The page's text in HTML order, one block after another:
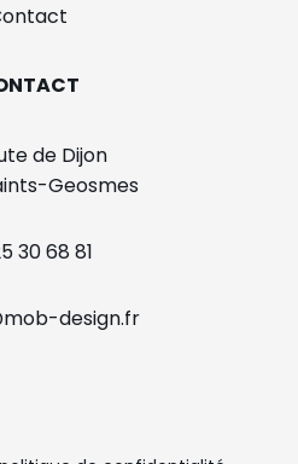
de Dijon
Geosmes
30 68 81
design.fr